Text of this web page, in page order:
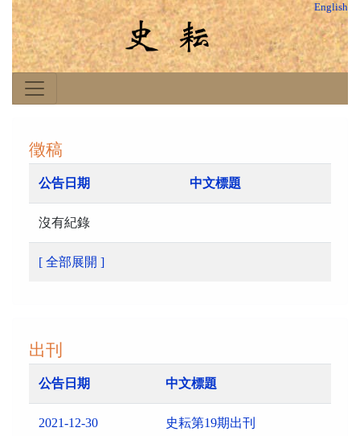
English
徵稿
公告日期 中文標題
沒有紀錄
[ 全部展開 ]
出刊
公告日期 中文標題
2021-12-30 史耘第19期出刊